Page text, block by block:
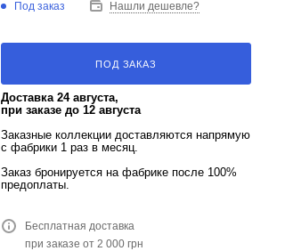
Под заказ Нашли дешевле?
ПОД ЗАКАЗ
Доставка 24 августа,
при заказе до 12 августа
Заказные коллекции доставляются напрямую
с фабрики 1 раз в месяц.
Заказ бронируется на фабрике после 100%
предоплаты.
Бесплатная доставка
при заказе от 2 000 грн